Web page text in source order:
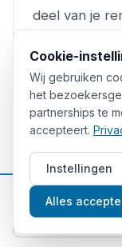
deel van je
gaat, groeit
mensen die
een breed
lage kosten
verstandiger
handelen.
wilt doen,
reclame of
Cookie-
Wij gebruiken
het
partnerships te
accepteert.
Instellingen
Alles